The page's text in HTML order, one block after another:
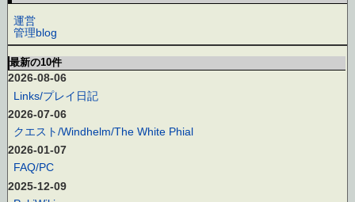
運営
管理blog
最新の10件
2026-08-06
Links/プレイ日記
2026-07-06
クエスト/Windhelm/The White Phial
2026-01-07
FAQ/PC
2025-12-09